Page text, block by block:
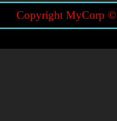
Copyright MyCorp